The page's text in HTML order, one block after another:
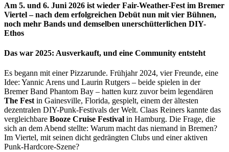
Am 5. und 6. Juni 2026 ist wieder Fair-Weather-Fest im Bremer
Viertel – nach dem erfolgreichen Debüt nun mit vier Bühnen,
noch mehr Bands und demselben unerschütterlichen DIY-
Ethos
Das war 2025: Ausverkauft, und eine Community entsteht
Es begann mit einer Pizzarunde. Frühjahr 2024, vier Freunde, eine
Idee: Yannic Arens und Laurin Rutgers – beide spielen in der
Bremer Band Phantom Bay – hatten kurz zuvor beim legendären
The Fest in Gainesville, Florida, gespielt, einem der ältesten
dezentralen DIY-Punk-Festivals der Welt. Claas Reiners kannte das
vergleichbare Booze Cruise Festival in Hamburg. Die Frage, die
sich an dem Abend stellte: Warum macht das niemand in Bremen?
Im Viertel, mit seinen dicht gedrängten Clubs und einer aktiven
Punk-Hardcore-Szene?